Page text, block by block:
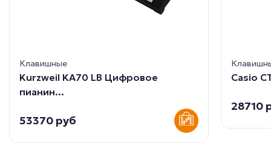
Клавишные
Kurzweil KA70 LB Цифровое
пианин...
53370 руб
Casio
28710